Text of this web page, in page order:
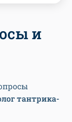
и
тантрика-